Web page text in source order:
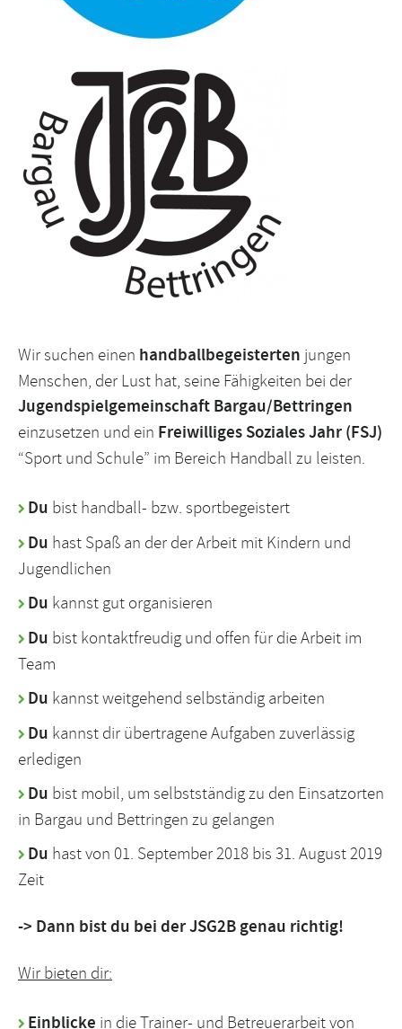
Wir suchen einen handballbegeisterten jungen
Menschen, der Lust hat, seine Fähigkeiten bei der
Jugendspielgemeinschaft Bargau/Bettringen
einzusetzen und ein Freiwilliges Soziales Jahr (FSJ)
“Sport und Schule” im Bereich Handball zu leisten.
Du bist handball- bzw. sportbegeistert
Du hast Spaß an der der Arbeit mit Kindern und
Jugendlichen
Du kannst gut organisieren
Du bist kontaktfreudig und offen für die Arbeit im
Team
Du kannst weitgehend selbständig arbeiten
Du kannst dir übertragene Aufgaben zuverlässig
erledigen
Du bist mobil, um selbstständig zu den Einsatzorten
in Bargau und Bettringen zu gelangen
Du hast von 01. September 2018 bis 31. August 2019
Zeit
-> Dann bist du bei der JSG2B genau richtig!
Wir bieten dir:
Einblicke in die Trainer- und Betreuerarbeit von